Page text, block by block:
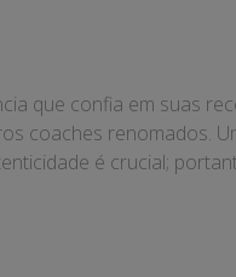
que confia em suas
coaches renomados.
é crucial;